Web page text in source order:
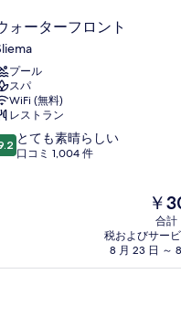
ォーターフロント
プール
スパ
WiFi (無料)
レストラン
とても素晴らしい
口コミ 1,004 件
現
在
の
料
金
￥
合計
税およびサー
8 月 23 日 ～